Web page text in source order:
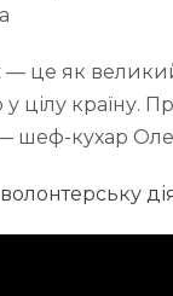
— це як
цілу країну.
шеф-кухар